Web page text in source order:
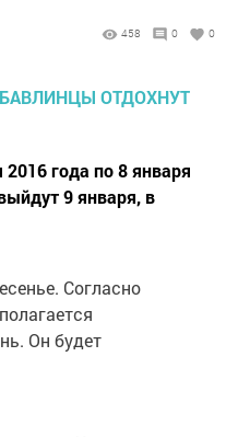
458 0 0
года по 8 января
9 января, в
Согласно
Он будет